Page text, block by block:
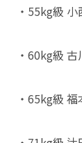
・55kg級
・60kg級
・65kg級